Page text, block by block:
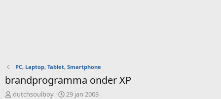
PC, Laptop, Tablet, Smartphone
brandprogramma onder XP
O
dutchsoulboy
S
29 jan 2003